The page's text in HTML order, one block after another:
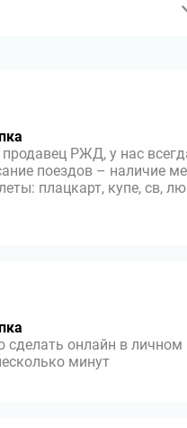
РЖД, у нас
поездов – наличие
плацкарт, купе, св,
сделать онлайн в личном
минут